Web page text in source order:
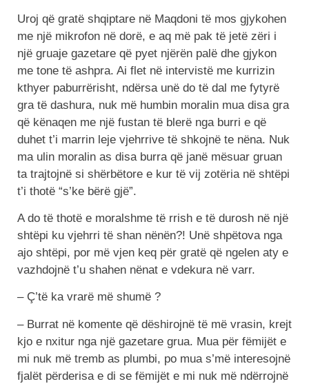
Uroj që gratë shqiptare në Maqdoni të mos gjykohen
me një mikrofon në dorë, e aq më pak të jetë zëri i
një gruaje gazetare që pyet njërën palë dhe gjykon
me tone të ashpra. Ai flet në intervistë me kurrizin
kthyer paburrërisht, ndërsa unë do të dal me fytyrë
gra të dashura, nuk më humbin moralin mua disa gra
që kënaqen me një fustan të blerë nga burri e që
duhet t’i marrin leje vjehrrive të shkojnë te nëna. Nuk
ma ulin moralin as disa burra që janë mësuar gruan
ta trajtojnë si shërbëtore e kur të vij zotëria në shtëpi
t’i thotë “s’ke bërë gjë”.
A do të thotë e moralshme të rrish e të durosh në një
shtëpi ku vjehrri të shan nënën?! Unë shpëtova nga
ajo shtëpi, por më vjen keq për gratë që ngelen aty e
vazhdojnë t’u shahen nënat e vdekura në varr.
– Ç’të ka vrarë më shumë ?
– Burrat në komente që dëshirojnë të më vrasin, krejt
kjo e nxitur nga një gazetare grua. Mua për fëmijët e
mi nuk më tremb as plumbi, po mua s’më interesojnë
fjalët përderisa e di se fëmijët e mi nuk më ndërrojnë